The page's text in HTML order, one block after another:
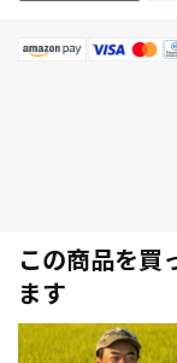
この商品を買
ます